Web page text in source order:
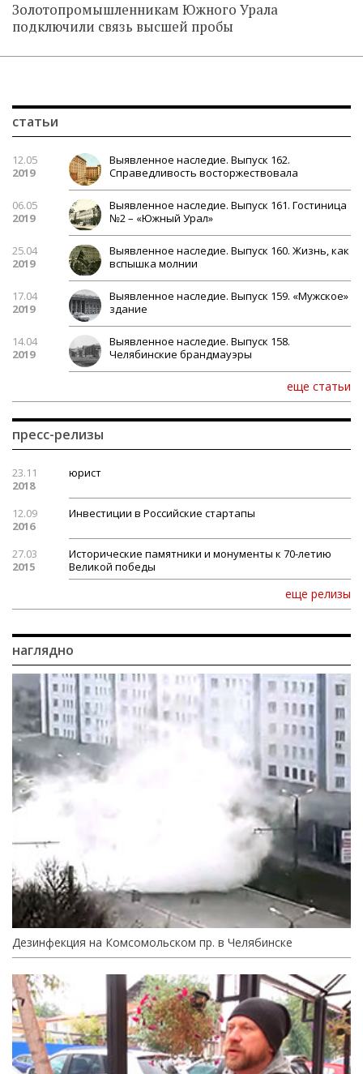
Золотопромышленникам Южного Урала
подключили связь высшей пробы
статьи
12.05
2019
Выявленное наследие. Выпуск 162.
Справедливость восторжествовала
06.05
2019
Выявленное наследие. Выпуск 161. Гостиница
№2 – «Южный Урал»
25.04
2019
Выявленное наследие. Выпуск 160. Жизнь, как
вспышка молнии
17.04
2019
Выявленное наследие. Выпуск 159. «Мужское»
здание
14.04
2019
Выявленное наследие. Выпуск 158.
Челябинские брандмауэры
еще статьи
пресс-релизы
23.11
2018
юрист
12.09
2016
Инвестиции в Российские стартапы
27.03
2015
Исторические памятники и монументы к 70-летию
Великой победы
еще релизы
наглядно
Дезинфекция на Комсомольском пр. в Челябинске